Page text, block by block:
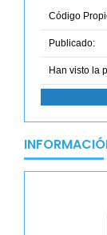
Código
Publicado:
Han visto la